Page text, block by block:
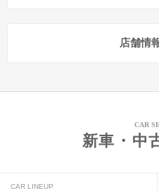
店舗情
CAR
新車・中
CAR LINEUP